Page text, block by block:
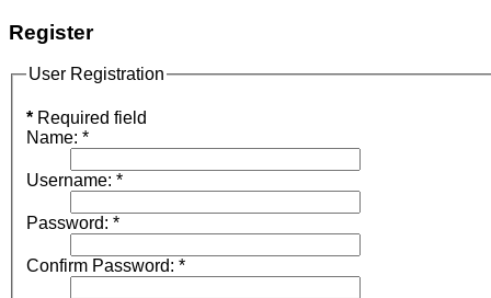
Register
User Registration
* Required field
Name: *
Username: *
Password: *
Confirm Password: *